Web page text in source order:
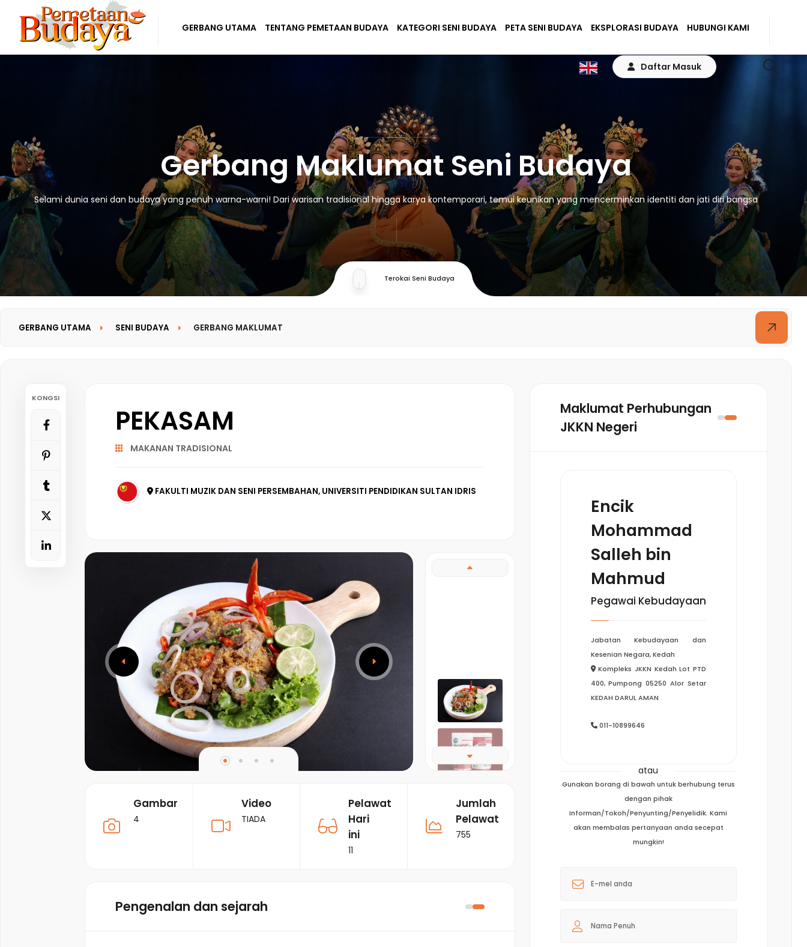
GERBANG UTAMA TENTANG PEMETAAN BUDAYA KATEGORI SENI BUDAYA PETA SENI BUDAYA EKSPLORASI BUDAYA HUBUNGI KAMI
Daftar Masuk
Gerbang Maklumat Seni Budaya
Selami dunia seni dan budaya yang penuh warna-warni! Dari warisan tradisional hingga karya kontemporari, temui keunikan yang mencerminkan identiti dan jati diri bangsa
Terokai Seni Budaya
GERBANG UTAMA SENI BUDAYA GERBANG MAKLUMAT
KONGSI
PEKASAM
MAKANAN TRADISIONAL
FAKULTI MUZIK DAN SENI PERSEMBAHAN, UNIVERSITI PENDIDIKAN SULTAN IDRIS
Gambar
4
Video
TIADA
Pelawat
Hari
ini
11
Jumlah
Pelawat
755
Pengenalan dan sejarah
Maklumat Perhubungan
JKKN Negeri
Encik
Mohammad
Salleh bin
Mahmud
Pegawai Kebudayaan
Jabatan Kebudayaan dan
Kesenian Negara, Kedah
Kompleks JKKN Kedah Lot PTD
400, Pumpong 05250 Alor Setar
KEDAH DARUL AMAN
011-10899646
atau
Gunakan borang di bawah untuk berhubung terus
dengan pihak
Informan/Tokoh/Penyunting/Penyelidik. Kami
akan membalas pertanyaan anda secepat
mungkin!